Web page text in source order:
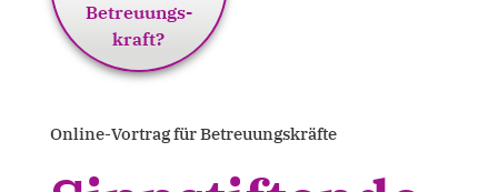
Betreuungs-
kraft?
Online-Vortrag für Betreuungskräfte